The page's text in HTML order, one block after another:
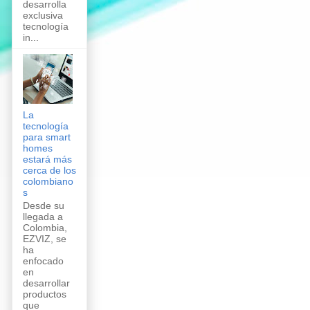
desarrolla
exclusiva
tecnología
in...
La
tecnología
para smart
homes
estará más
cerca de los
colombiano
s
Desde su
llegada a
Colombia,
EZVIZ, se
ha
enfocado
en
desarrollar
productos
que